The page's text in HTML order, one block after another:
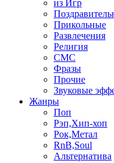
из Игр
Прикольные
Развлечения
Религия
СМС
Фразы
Прочие
Звуковые
Жанры
Поп
Рэп,Хип-хоп
Рок,Метал
RnB,Soul
Альтернатива